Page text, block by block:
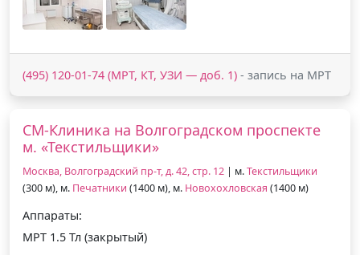
(495) 120-01-74 (МРТ, КТ, УЗИ — доб. 1) - запись на МРТ
СМ-Клиника на Волгоградском проспекте
м. «Текстильщики»
Москва, Волгоградский пр-т, д. 42, стр. 12 | м.Текстильщики
(300 м), м. Печатники (1400 м), м. Новохохловская (1400 м)
Аппараты:
МРТ 1.5 Тл (закрытый)